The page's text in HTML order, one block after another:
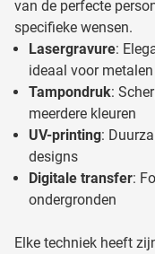
van de perfecte
specifieke wensen.
Lasergravure:
ideaal voor
Tampondruk:
meerdere kleuren
UV-printing:
designs
Digitale transfer:
ondergronden
Elke techniek heeft